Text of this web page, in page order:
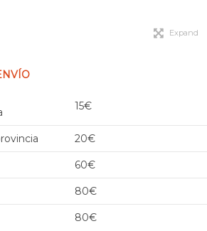
Expand
15€
20€
60€
80€
80€